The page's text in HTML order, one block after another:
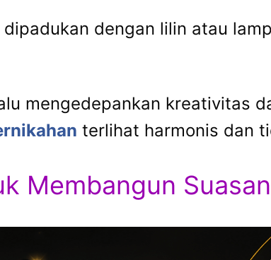
dengan lilin atau
mengedepankan kreativitas
terlihat harmonis dan
Membangun